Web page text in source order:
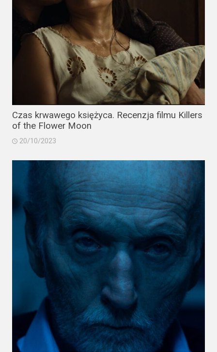
Czas krwawego księżyca. Recenzja filmu Killers
of the Flower Moon
20/10/2023